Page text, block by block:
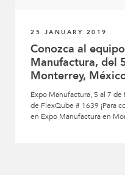
25 JANUARY 2019
Conozca al
Manufactura, del
Monterrey,
Expo Manufactura, 5 al 7
de FlexQube # 1639 ¡Para
en Expo Manufactura en